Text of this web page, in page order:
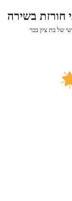
חורזת בשירה
של בת ציון בכר